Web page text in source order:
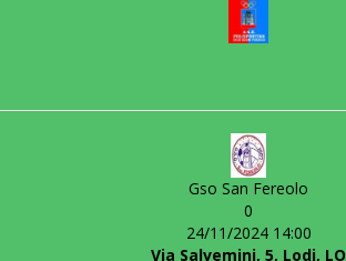
Gso San Fereolo
0
24/11/2024 14:00
Via Salvemini, 5, Lodi, LO